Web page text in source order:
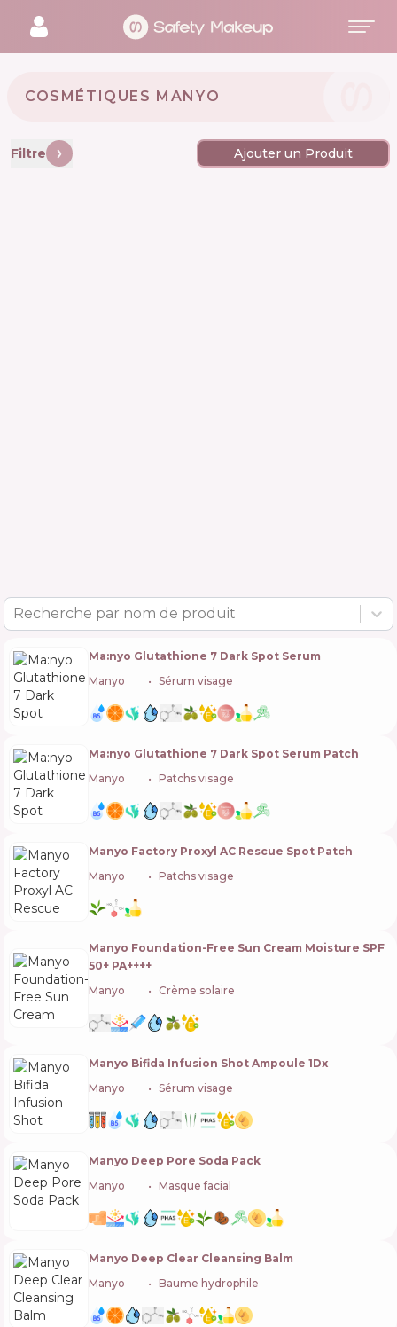
COSMÉTIQUES MANYO 🇰🇷
Filtre Ajouter un Produit
Recherche par nom de produit
Ma:nyo Glutathione 7 Dark Spot Serum
Manyo
Sérum visage
Ma:nyo Glutathione 7 Dark Spot Serum Patch
Manyo
Patchs visage
Manyo Factory Proxyl AC Rescue Spot Patch
Manyo
Patchs visage
Manyo Foundation-Free Sun Cream Moisture SPF
50+ PA++++
Manyo
Crème solaire
Manyo Bifida Infusion Shot Ampoule 1Dx
Manyo
Sérum visage
Manyo Deep Pore Soda Pack
Manyo
Masque facial
Manyo Deep Clear Cleansing Balm
Manyo
Baume hydrophile